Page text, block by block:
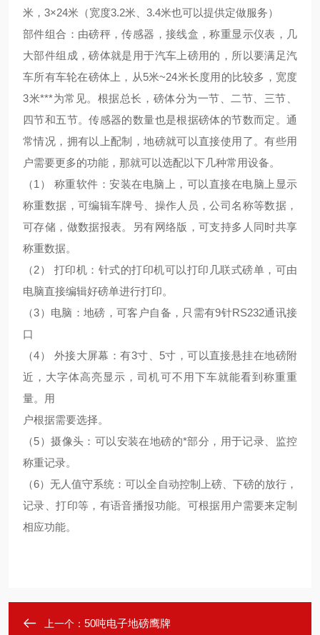
米，3×24米（宽度3.2米、3.4米也可以提供定做服务）
部件组合：由磅秤，传感器，接线盒，称重显示仪表，几
大部件组成，磅体就是用于汽车上磅用的，所以要满足汽
车所有车轮在磅体上，从5米~24米长度用的比较多，宽度
3米***为常见。根据总长，磅体分为一节、二节、三节、
四节和五节。传感器的数量也是根据磅体的节数而定。通
常情况，拥有以上配制，地磅就可以直接使用了。有些用
户需要更多的功能，那就可以选配以下几种常用设备。
（1） 称重软件：安装在电脑上，可以直接在电脑上显示
称重数据，可编辑车牌号、操作人员，公司名称等数据，
可存储，做数据报表。另有网络版，可支持多人同时共享
称重数据。
（2） 打印机：针式的打印机可以打印几联式磅单，可由
电脑直接编辑好磅单进行打印。
（3）电脑：地磅，可客户自备，只需有9针RS232通讯接
口
（4） 外接大屏幕：有3寸、5寸，可以直接悬挂在地磅附
近，大字体高亮显示，司机可不用下车就能看到称重重
量。用
户根据需要选择。
（5）摄像头：可以安装在地磅的*部分，用于记录、监控
称重记录。
（6）无人值守系统：可以全自动控制上磅、下磅的放行，
记录、打印等，有语音播报功能。可根据用户需要来定制
相应功能。
上一个： 50吨电子地磅鹰牌